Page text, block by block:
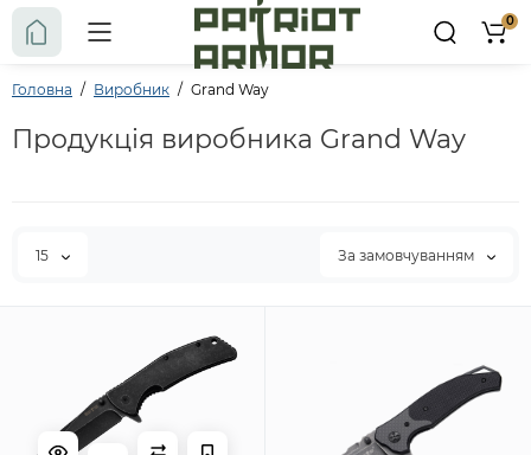
0
Головна Виробник Grand Way
Продукція виробника Grand Way
15 За замовчуванням